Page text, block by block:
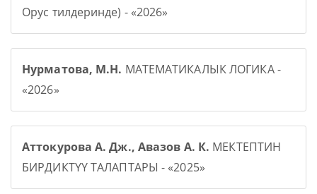
Орус тилдеринде) - «2026»
Нурматова, М.Н. МАТЕМАТИКАЛЫК ЛОГИКА -
«2026»
Аттокурова А. Дж., Авазов А. К. МЕКТЕПТИН
БИРДИКТҮҮ ТАЛАПТАРЫ - «2025»